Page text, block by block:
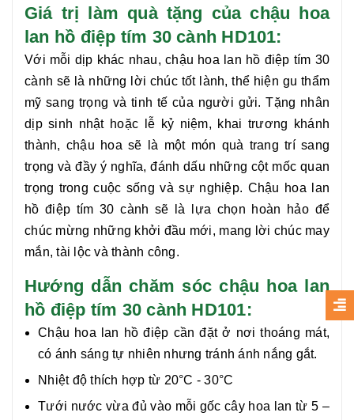
Giá trị làm quà tặng của chậu hoa
lan hồ điệp tím 30 cành HD101:
Với mỗi dịp khác nhau, chậu hoa lan hồ điệp tím 30
cành sẽ là những lời chúc tốt lành, thể hiện gu thẩm
mỹ sang trọng và tinh tế của người gửi. Tặng nhân
dịp sinh nhật hoặc lễ kỷ niệm, khai trương khánh
thành, chậu hoa sẽ là một món quà trang trí sang
trọng và đầy ý nghĩa, đánh dấu những cột mốc quan
trọng trong cuộc sống và sự nghiệp. Chậu hoa
lan
hồ điệp tím 30 cành sẽ là lựa chọn hoàn hảo để
chúc mừng những khởi đầu mới, mang lời chúc may
mắn, tài lộc và thành công.
Hướng dẫn chăm sóc chậu hoa lan
hồ điệp tím 30 cành HD101:
Chậu hoa lan hồ điệp cần đặt ở nơi thoáng mát,
có ánh sáng tự nhiên nhưng tránh ánh nắng gắt.
Nhiệt độ thích hợp từ 20°C - 30°C
Tưới nước vừa đủ vào mỗi gốc cây hoa lan từ 5 –